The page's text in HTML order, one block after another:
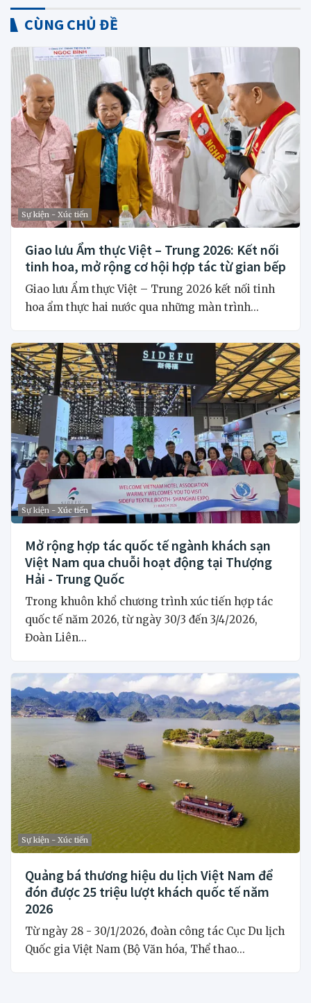
CÙNG CHỦ ĐỀ
Sự kiện - Xúc tiến
Giao lưu Ẩm thực Việt – Trung 2026: Kết nối
tinh hoa, mở rộng cơ hội hợp tác từ gian bếp
Giao lưu Ẩm thực Việt – Trung 2026 kết nối tinh
hoa ẩm thực hai nước qua những màn trình...
Sự kiện - Xúc tiến
Mở rộng hợp tác quốc tế ngành khách sạn
Việt Nam qua chuỗi hoạt động tại Thượng
Hải - Trung Quốc
Trong khuôn khổ chương trình xúc tiến hợp tác
quốc tế năm 2026, từ ngày 30/3 đến 3/4/2026,
Đoàn Liên...
Sự kiện - Xúc tiến
Quảng bá thương hiệu du lịch Việt Nam để
đón được 25 triệu lượt khách quốc tế năm
2026
Từ ngày 28 - 30/1/2026, đoàn công tác Cục Du lịch
Quốc gia Việt Nam (Bộ Văn hóa, Thể thao...